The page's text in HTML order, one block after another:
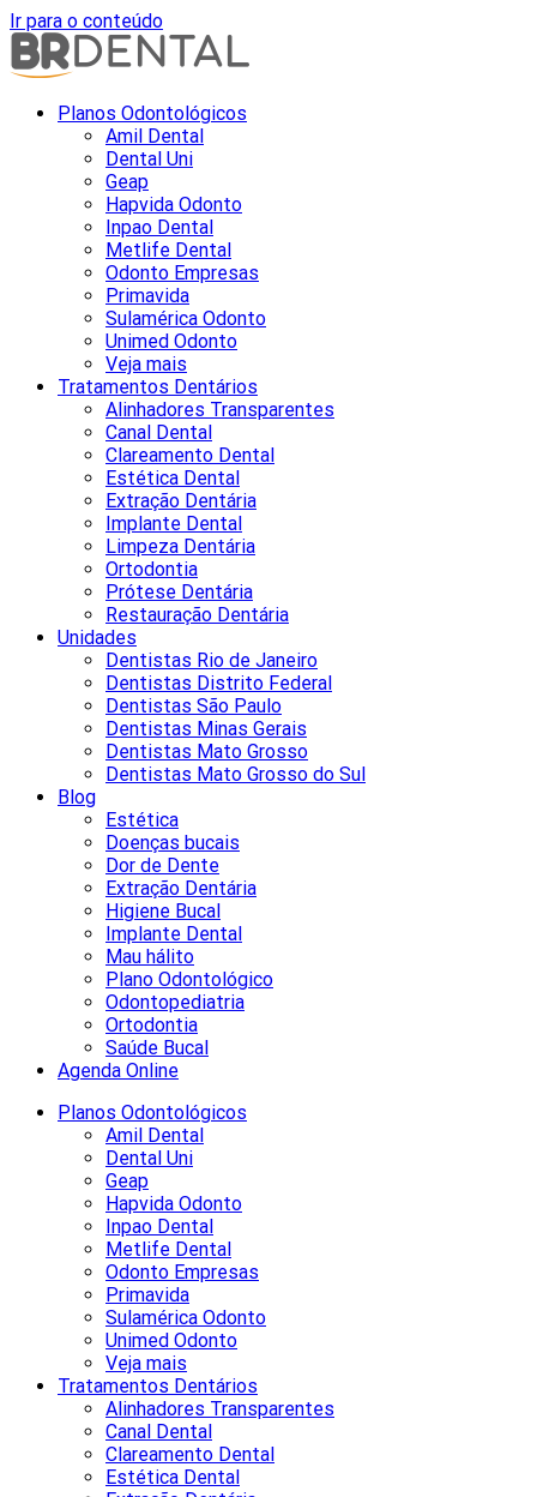
Ir para o conteúdo
Planos Odontológicos
Amil Dental
Dental Uni
Geap
Hapvida Odonto
Inpao Dental
Metlife Dental
Odonto Empresas
Primavida
Sulamérica Odonto
Unimed Odonto
Veja mais
Tratamentos Dentários
Alinhadores Transparentes
Canal Dental
Clareamento Dental
Estética Dental
Extração Dentária
Implante Dental
Limpeza Dentária
Ortodontia
Prótese Dentária
Restauração Dentária
Unidades
Dentistas Rio de Janeiro
Dentistas Distrito Federal
Dentistas São Paulo
Dentistas Minas Gerais
Dentistas Mato Grosso
Dentistas Mato Grosso do Sul
Blog
Estética
Doenças bucais
Dor de Dente
Extração Dentária
Higiene Bucal
Implante Dental
Mau hálito
Plano Odontológico
Odontopediatria
Ortodontia
Saúde Bucal
Agenda Online
Planos Odontológicos
Amil Dental
Dental Uni
Geap
Hapvida Odonto
Inpao Dental
Metlife Dental
Odonto Empresas
Primavida
Sulamérica Odonto
Unimed Odonto
Veja mais
Tratamentos Dentários
Alinhadores Transparentes
Canal Dental
Clareamento Dental
Estética Dental